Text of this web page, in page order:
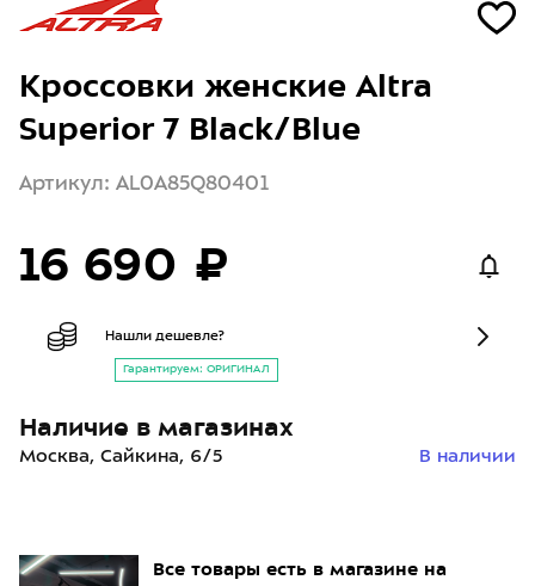
Все товары есть в магазине на
Кроссовки женские Altra
Superior 7 Black/Blue
Артикул: AL0A85Q80401
16 690 ₽
Нашли дешевле?
Гарантируем: ОРИГИНАЛ
Наличие в магазинах
Москва, Сайкина, 6/5 В наличии